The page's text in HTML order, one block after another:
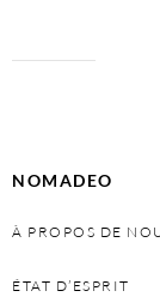
NOMADEO
À PROPOS DE
ÉTAT D’ESPRIT